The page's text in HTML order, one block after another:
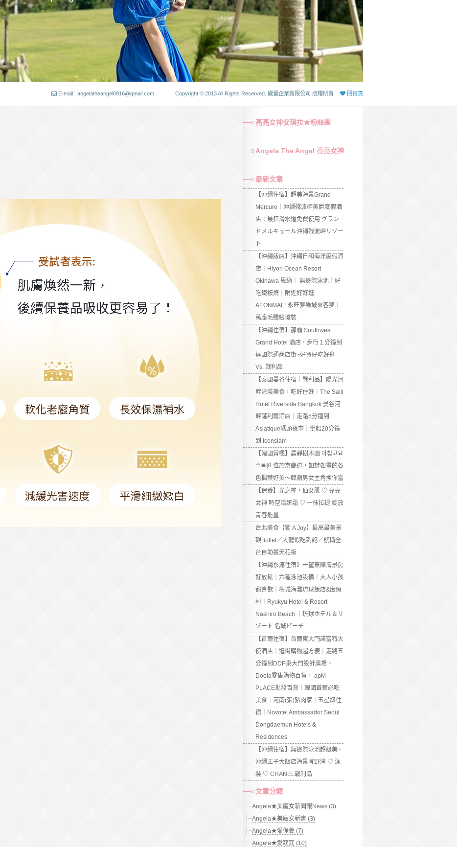
E-mail : angelatheangel0916@gmail.com Copyright © 2013 All Rights Reserved. 崴儷企業有限公司 版權所有 回首頁
亮亮女神安琪拉★粉絲團
Angela The Angel 亮亮女神
最新文章
【沖繩住宿】超美海景Grand
Mercure｜沖繩殘波岬美爵度假酒
店：最狂滑水道免費使用 グラン
ドメルキュール沖縄残波岬リゾー
ト
【沖繩飯店】沖繩日和海洋度假酒
店｜Hiyori Ocean Resort
Okinawa 恩納｜ 無邊際泳池｜好
吃鐵板燒｜附近好好逛
AEONMALL永旺夢樂城來客夢｜
萬座毛體驗琉裝
【沖繩住宿】那霸 Southwest
Grand Hotel 酒店，步行１分鐘到
達國際通商店街~好買好吃好逛
Vs. 戰利品
【泰國曼谷住宿｜戰利品】陽光河
畔泳裝美食，吃好住好｜The Salil
Hotel Riverside Bangkok 曼谷河
畔薩利爾酒店｜走路5分鐘到
Asiatique碼頭夜市｜坐船20分鐘
到 Iconsiam
【韓國賞楓】晨靜樹木園 아침고요
수목원 位於京畿道，如詩如畫的各
色楓葉好美～韓劇男女主角換你當
【保養】光之神，仙女肌 ♡ 亮亮
女神 時空活妍霜 ♡ 一抹拉提 綻放
青春能量
台北美食【饗 A Joy】最高最美景
觀Buffet／大龍蝦吃到飽／號稱全
台自助餐天花板
【沖繩糸滿住宿】一望無際海景房
好放鬆｜六種泳池設備｜大人小孩
都喜歡｜名城海灘琉球飯店&度假
村｜Ryukyu Hotel & Resort
Nashiro Beach ｜琉球ホテル＆リ
ゾート 名城ビーチ
【首爾住宿】首爾東大門諾富特大
使酒店｜逛街購物超方便｜走路五
分鐘到DDP東大門設計廣場、
Doota零售購物百貨、 apM
PLACE批發百貨｜韓國首爾必吃
美食｜河南(張)豬肉家｜五星級住
宿｜Novotel Ambassador Seoul
Dongdaemun Hotels &
Residences
【沖繩住宿】無邊際泳池超級美~
沖繩王子大飯店海景宜野灣 ♡ 泳
裝 ♡ CHANEL戰利品
文章分類
Angela★美魔女新聞報News (3)
Angela★美魔女新書 (3)
Angela★愛保養 (7)
Angela★愛窈窕 (10)